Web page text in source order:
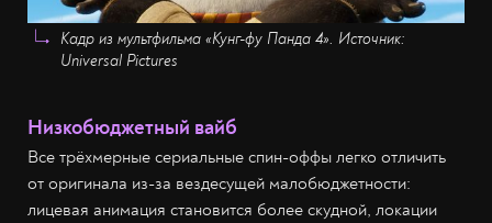
Кадр из мультфильма «Кунг-фу Панда 4». Источник:
Universal Pictures
Низкобюджетный вайб
Все трёхмерные сериальные спин-оффы легко отличить
от оригинала из-за вездесущей малобюджетности:
лицевая анимация становится более скудной, локации